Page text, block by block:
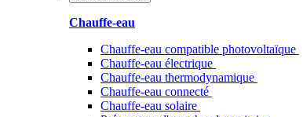
Chauffe-eau
Chauffe-eau compatible photovoltaïque
Chauffe-eau électrique
Chauffe-eau thermodynamique
Chauffe-eau connecté
Chauffe-eau solaire